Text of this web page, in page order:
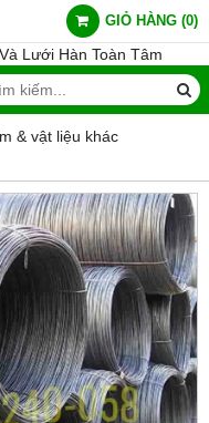
GIỎ HÀNG (0)
& vật liệu khác